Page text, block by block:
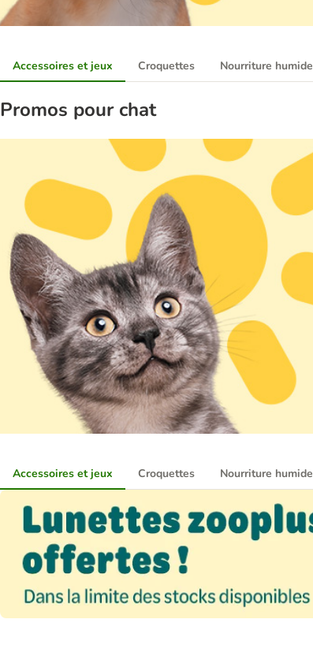
Accessoires et jeux Croquettes Nourriture humide
Promos pour chat
Accessoires et jeux Croquettes Nourriture humide